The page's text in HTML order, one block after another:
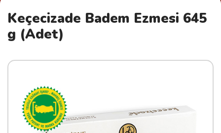
Keçecizade Badem Ezmesi 645
g (Adet)